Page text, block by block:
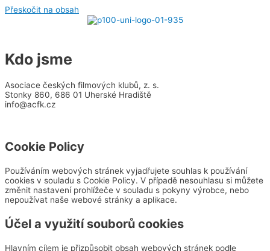
Přeskočit na obsah
Kdo jsme
Asociace českých filmových klubů, z. s.
Stonky 860, 686 01 Uherské Hradiště
info@acfk.cz
Cookie Policy
Používáním webových stránek vyjadřujete souhlas k používání
cookies v souladu s Cookie Policy. V případě nesouhlasu si můžete
změnit nastavení prohlížeče v souladu s pokyny výrobce, nebo
nepoužívat naše webové stránky a aplikace.
Účel a využití souborů cookies
Hlavním cílem je přizpůsobit obsah webových stránek podle